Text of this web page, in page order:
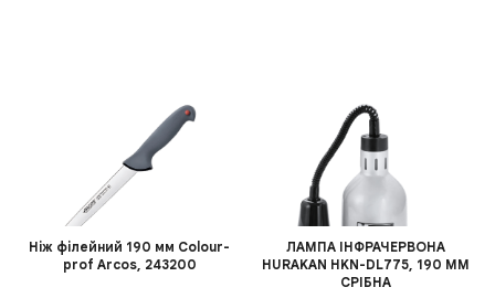
Ніж філейний 190 мм Colour-
prof Arcos, 243200
ЛАМПА ІНФРАЧЕРВОНА
HURAKAN HKN-DL775, 190 ММ
СРІБНА